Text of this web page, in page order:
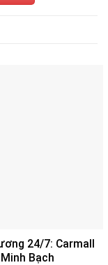
24/7: Carmall
Bạch